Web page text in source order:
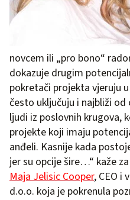
novcem ili „pro bono“
dokazuje drugim
pokretači projekta vjeruju
često uključuju i najbliži
ljudi iz poslovnih krugova,
projekte koji imaju
anđeli. Kasnije kada
jer su opcije šire…“ kaže
Maja Jelisic Cooper, CEO i
d.o.o. koja je pokrenula